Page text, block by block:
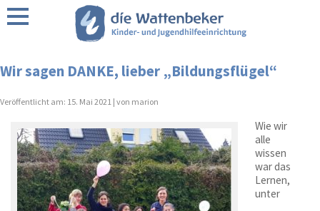
Förderer / Partner
Wattenbeker Leitbild
Regionen
Wir sagen DANKE, lieber „Bildungsflügel“
Veröffentlicht am: 15. Mai 2021 | von marion
Wie wir
alle
wissen
war das
Lernen,
unter